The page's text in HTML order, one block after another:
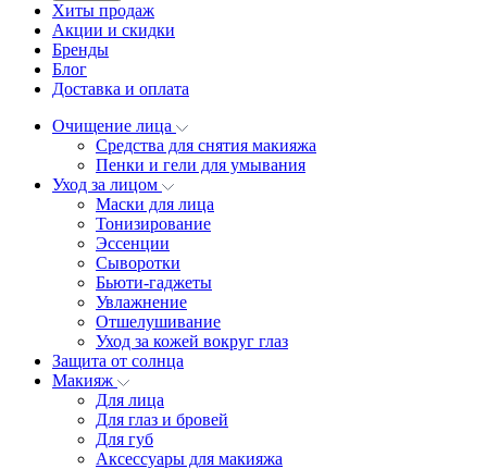
Хиты продаж
Акции и скидки
Бренды
Блог
Доставка и оплата
Очищение лица
Средства для снятия макияжа
Пенки и гели для умывания
Уход за лицом
Маски для лица
Тонизирование
Эссенции
Сыворотки
Бьюти-гаджеты
Увлажнение
Отшелушивание
Уход за кожей вокруг глаз
Защита от солнца
Макияж
Для лица
Для глаз и бровей
Для губ
Аксессуары для макияжа